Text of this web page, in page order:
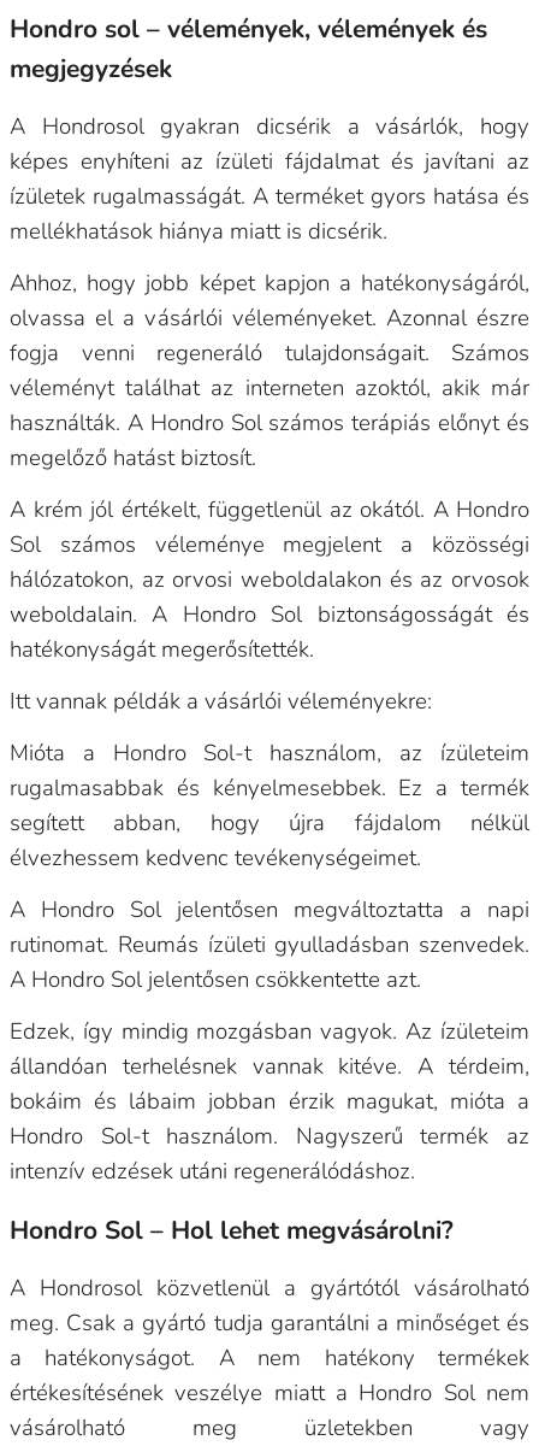
Hondro sol – vélemények, vélemények és
megjegyzések
A Hondrosol gyakran dicsérik a vásárlók, hogy
képes enyhíteni az ízületi fájdalmat és javítani az
ízületek rugalmasságát. A terméket gyors hatása és
mellékhatások hiánya miatt is dicsérik.
Ahhoz, hogy jobb képet kapjon a hatékonyságáról,
olvassa el a vásárlói véleményeket. Azonnal észre
fogja venni regeneráló tulajdonságait. Számos
véleményt találhat az interneten azoktól, akik már
használták. A Hondro Sol számos terápiás előnyt és
megelőző hatást biztosít.
A krém jól értékelt, függetlenül az okától. A Hondro
Sol számos véleménye megjelent a közösségi
hálózatokon, az orvosi weboldalakon és az orvosok
weboldalain. A Hondro Sol biztonságosságát és
hatékonyságát megerősítették.
Itt vannak példák a vásárlói véleményekre:
Mióta a Hondro Sol-t használom, az ízületeim
rugalmasabbak és kényelmesebbek. Ez a termék
segített abban, hogy újra fájdalom nélkül
élvezhessem kedvenc tevékenységeimet.
A Hondro Sol jelentősen megváltoztatta a napi
rutinomat. Reumás ízületi gyulladásban szenvedek.
A Hondro Sol jelentősen csökkentette azt.
Edzek, így mindig mozgásban vagyok. Az ízületeim
állandóan terhelésnek vannak kitéve. A térdeim,
bokáim és lábaim jobban érzik magukat, mióta a
Hondro Sol-t használom. Nagyszerű termék az
intenzív edzések utáni regenerálódáshoz.
Hondro Sol – Hol lehet megvásárolni?
A Hondrosol közvetlenül a gyártótól vásárolható
meg. Csak a gyártó tudja garantálni a minőséget és
a hatékonyságot. A nem hatékony termékek
értékesítésének veszélye miatt a Hondro Sol nem
vásárolható meg üzletekben vagy